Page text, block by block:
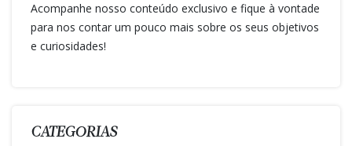
Acompanhe nosso conteúdo exclusivo e fique à vontade
para nos contar um pouco mais sobre os seus objetivos
e curiosidades!
CATEGORIAS